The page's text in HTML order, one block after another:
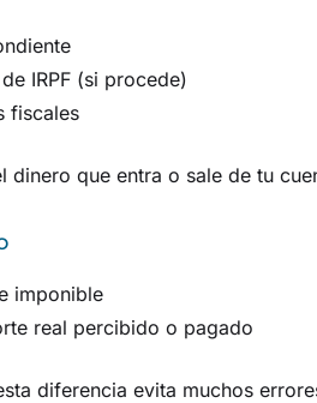
IRPF (si procede)
fiscales
dinero que entra o sale de tu
imponible
real percibido o pagado
diferencia evita muchos